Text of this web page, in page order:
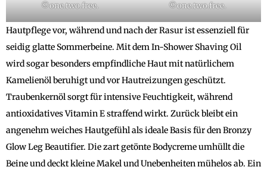
©one.two.free. ©one.two.free.
Hautpflege vor, während und nach der Rasur ist essenziell für
seidig glatte Sommerbeine. Mit dem In-Shower Shaving Oil
wird sogar besonders empfindliche Haut mit natürlichem
Kamelienöl beruhigt und vor Hautreizungen geschützt.
Traubenkernöl sorgt für intensive Feuchtigkeit, während
antioxidatives Vitamin E straffend wirkt. Zurück bleibt ein
angenehm weiches Hautgefühl als ideale Basis für den Bronzy
Glow Leg Beautifier. Die zart getönte Bodycreme umhüllt die
Beine und deckt kleine Makel und Unebenheiten mühelos ab. Ein